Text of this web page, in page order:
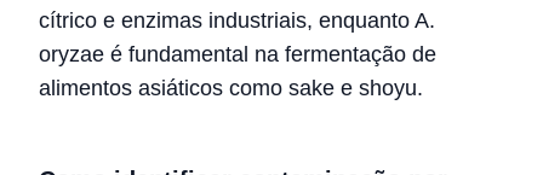
cítrico e enzimas industriais, enquanto A.
oryzae é fundamental na fermentação de
alimentos asiáticos como sake e shoyu.